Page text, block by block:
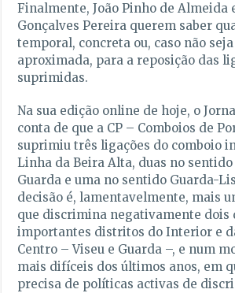
Finalmente, João Pinho de Almeida
Gonçalves Pereira querem saber
temporal, concreta ou, caso não
aproximada, para a reposição das
suprimidas.
Na sua edição online de hoje, o
conta de que a CP – Comboios de
suprimiu três ligações do comboio
Linha da Beira Alta, duas no
Guarda e uma no sentido Guarda-
decisão é, lamentavelmente, mais
que discrimina negativamente dois
importantes distritos do Interior e
Centro – Viseu e Guarda –, e num
mais difíceis dos últimos anos, em
precisa de políticas activas de